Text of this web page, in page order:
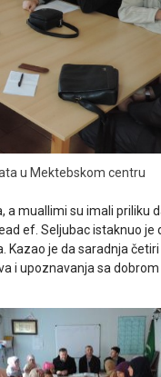
u Mektebskom centru
muallimi su imali priliku
ef. Seljubac istaknuo je
je da saradnja
i upoznavanja sa